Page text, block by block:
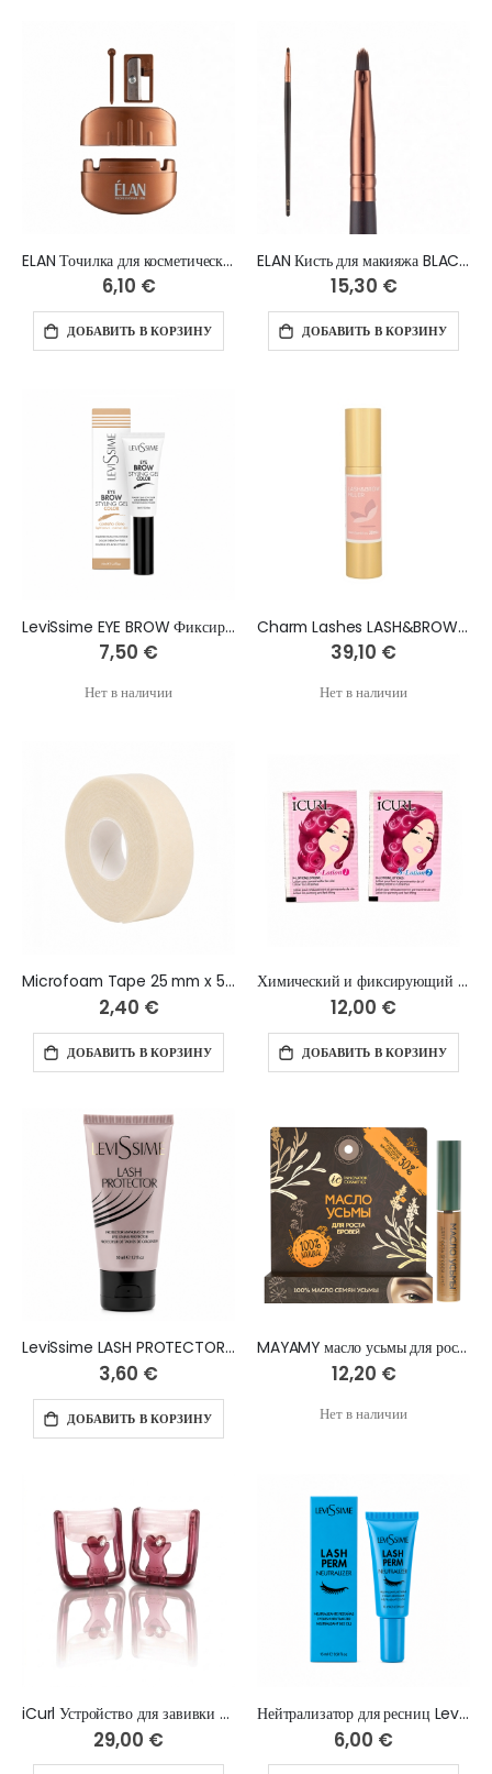
ELAN Точилка для косметических карандашей (Burgundy)
6,10 €
ДОБАВИТЬ В КОРЗИНУ
ELAN Кисть для макияжа BLACKWOOD 1
15,30 €
ДОБАВИТЬ В КОРЗИНУ
LeviSsime EYE BROW Фиксирующий гель для бровей СВЕТЛО-КОРИЧНЕВЫЙ, 10 мл
7,50 €
Нет в наличии
Charm Lashes LASH&BROW FILLER - 30 ml
39,10 €
Нет в наличии
Microfoam Tape 25 mm x 5m
2,40 €
ДОБАВИТЬ В КОРЗИНУ
Химический и фиксирующий состав, 5 шт
12,00 €
ДОБАВИТЬ В КОРЗИНУ
LeviSsime LASH PROTECTOR, 50 ml
3,60 €
ДОБАВИТЬ В КОРЗИНУ
MAYAMY масло усьмы для роста бровей, 4 мл
12,20 €
Нет в наличии
iCurl Устройство для завивки ресниц
29,00 €
Нейтрализатор для ресниц LeviSsime LASH PERM NEUTRALIZER, 15 мл
6,00 €